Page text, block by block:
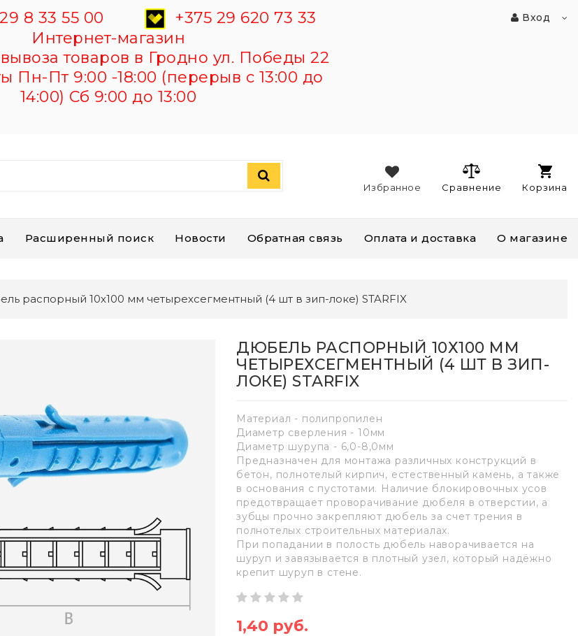
29 8 33 55 00
+375 29 620 73 33
Интернет-магазин
товаров в Гродно ул. Победы 22
Пн-Пт 9:00 -18:00 (перерыв с 13:00 до
14:00) Сб 9:00 до 13:00
Вход
Корзина
Сравнение
Избранное
Расширенный поиск Новости Обратная связь Оплата и доставка О магазине
распорный 10х100 мм четырехсегментный (4 шт в зип-локе) STARFIX
ДЮБЕЛЬ РАСПОРНЫЙ 10Х100 ММ
ЧЕТЫРЕХСЕГМЕНТНЫЙ (4 ШТ В ЗИП-
ЛОКЕ) STARFIX
Материал - полипропилен
Диаметр сверления - 10мм
Диаметр шурупа - 6,0-8,0мм
Предназначен для монтажа различных конструкций в
бетон, полнотелый кирпич, естественный камень, а также
в основания с пустотами. Наличие блокировочных усов
предотвращает проворачивание дюбеля в отверстии, а
зубцы прочно закрепляют дюбель за счет трения в
полнотелых строительных материалах.
При попадании в полость дюбель наворачивается на
шуруп и завязывается в плотный узел, который надёжно
крепит шуруп в стене.
1,40 руб.